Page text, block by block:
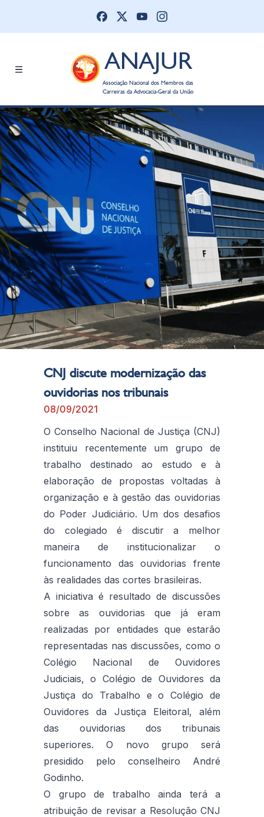
ANAJUR
Associação Nacional dos Membros das
Carreiras da Advocacia-Geral da União
CNJ discute modernização das
ouvidorias nos tribunais
08/09/2021
O Conselho Nacional de Justiça (CNJ)
instituiu recentemente um grupo de
trabalho destinado ao estudo e à
elaboração de propostas voltadas à
organização e à gestão das ouvidorias
do Poder Judiciário. Um dos desafios
do colegiado é discutir a melhor
maneira de institucionalizar o
funcionamento das ouvidorias frente
às realidades das cortes brasileiras.
A iniciativa é resultado de discussões
sobre as ouvidorias que já eram
realizadas por entidades que estarão
representadas nas discussões, como o
Colégio Nacional de Ouvidores
Judiciais, o Colégio de Ouvidores da
Justiça do Trabalho e o Colégio de
Ouvidores da Justiça Eleitoral, além
das ouvidorias dos tribunais
superiores. O novo grupo será
presidido pelo conselheiro André
Godinho.
O grupo de trabalho ainda terá a
atribuição de revisar a Resolução CNJ